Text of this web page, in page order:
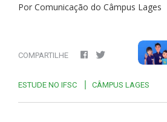
Por Comunicação do Câmpus Lages
COMPARTILHE
ESTUDE NO IFSC CÂMPUS LAGES